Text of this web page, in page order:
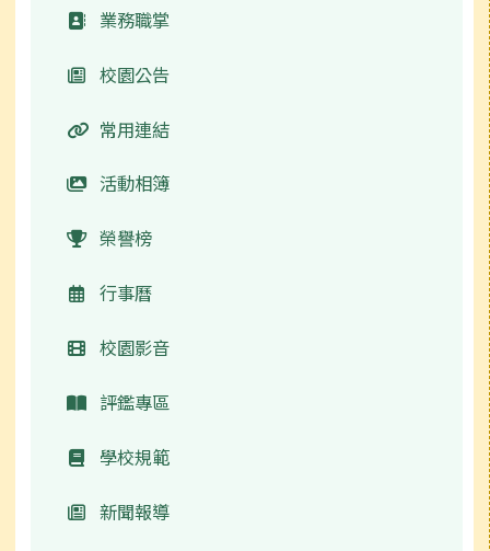
常用連結
業務職掌
校園公告
常用連結
活動相簿
榮譽榜
行事曆
校園影音
評鑑專區
學校規範
新聞報導